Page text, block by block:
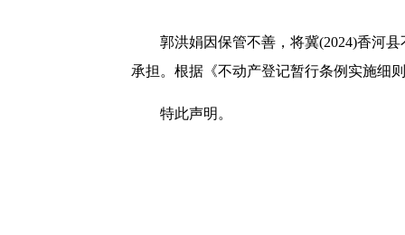
郭洪娟因保管不善，将冀(2024)香河县
承担。根据《不动产登记暂行条例实施细
特此声明。